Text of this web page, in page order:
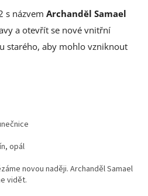
s názvem Archanděl Samael
a otevřít se nové vnitřní
starého, aby mohlo vzniknout
opál
novou naději. Archanděl Samael
vidět.